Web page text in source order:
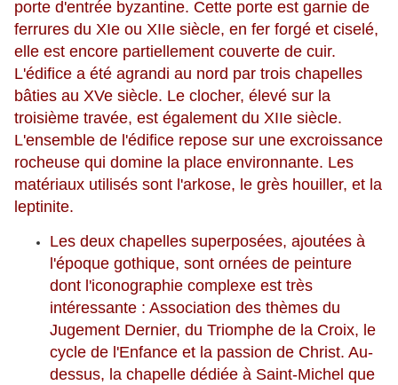
porte d'entrée byzantine. Cette porte est garnie de
ferrures du XIe ou XIIe siècle, en fer forgé et ciselé,
elle est encore partiellement couverte de cuir.
L'édifice a été agrandi au nord par trois chapelles
bâties au XVe siècle. Le clocher, élevé sur la
troisième travée, est également du XIIe siècle.
L'ensemble de l'édifice repose sur une excroissance
rocheuse qui domine la place environnante. Les
matériaux utilisés sont l'arkose, le grès houiller, et la
leptinite.
Les deux chapelles superposées, ajoutées à
l'époque gothique, sont ornées de peinture
dont l'iconographie complexe est très
intéressante : Association des thèmes du
Jugement Dernier, du Triomphe de la Croix, le
cycle de l'Enfance et la passion de Christ. Au-
dessus, la chapelle dédiée à Saint-Michel que